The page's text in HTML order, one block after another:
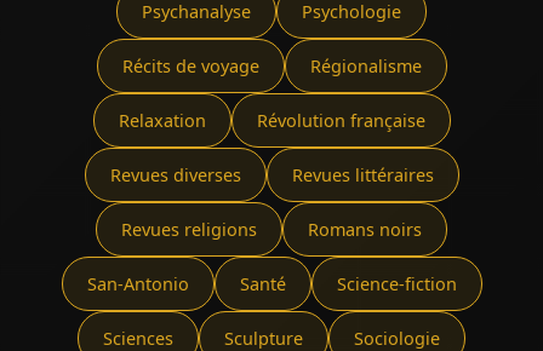
Psychanalyse Psychologie
Récits de voyage Régionalisme
Relaxation Révolution française
Revues diverses Revues littéraires
Revues religions Romans noirs
San-Antonio Santé Science-fiction
Sciences Sculpture Sociologie